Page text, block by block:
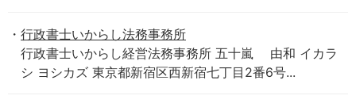
行政書士いからし法務事務所
行政書士いからし経営法務事務所 五十嵐 由和 イカラ
シ ヨシカズ 東京都新宿区西新宿七丁目2番6号...